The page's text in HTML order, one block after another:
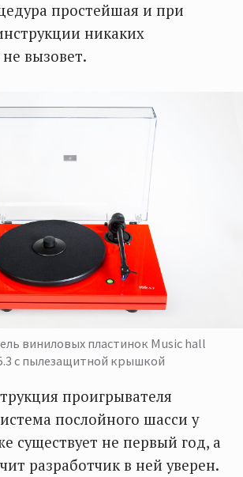
простейшая и при
никаких
вызовет.
виниловых пластинок Music hall
с пылезащитной крышкой
проигрывателя
послойного шасси у
существует не первый год, а
разработчик в ней уверен.